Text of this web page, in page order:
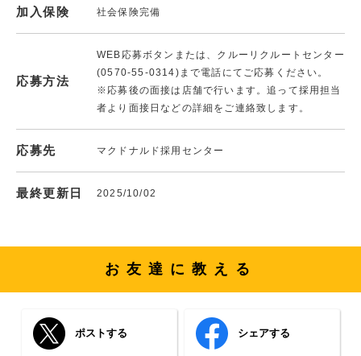
加入保険 社会保険完備
応募方法
WEB応募ボタンまたは、クルーリクルートセンター
(0570-55-0314)まで電話にてご応募ください。
※応募後の面接は店舗で行います。追って採用担当
者より面接日などの詳細をご連絡致します。
応募先 マクドナルド採用センター
最終更新日 2025/10/02
お友達に教える
ポストする シェアする